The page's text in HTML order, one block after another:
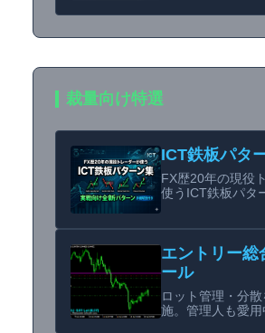
裁量向け特選
ICT鉄板パタ
FX歴20年の現役
使うICT鉄板パタ
エントリー総
ール
ロット管理・分
施。管理人も愛用